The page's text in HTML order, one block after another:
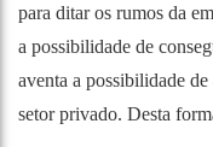
para ditar os rumos da
a possibilidade de
aventa a possibilidade
setor privado. Desta